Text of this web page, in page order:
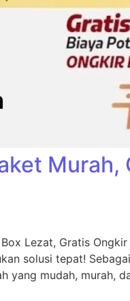
Murah,
Lezat, Gratis
solusi tepat!
yang mudah, murah,